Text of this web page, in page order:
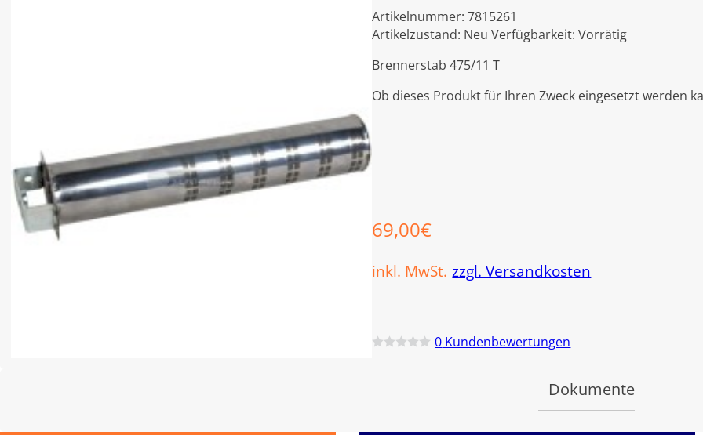
Artikelnummer:7815261
Artikelzustand: Neu Verfügbarkeit:Vorrätig
Brennerstab 475/11 T
Ob dieses Produkt für Ihren Zweck eingesetzt werden
69,00€
inkl. MwSt. zzgl. Versandkosten
0 Kundenbewertungen
Dokumente